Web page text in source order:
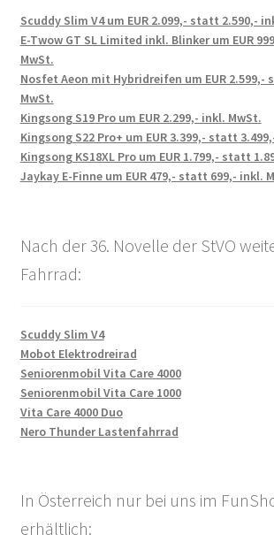
Scuddy Slim V4 um EUR 2.099,- statt 2.590,-
E-Twow GT SL Limited inkl. Blinker um EUR
MwSt.
Nosfet Aeon mit Hybridreifen um EUR 2.599,-
MwSt.
Kingsong S19 Pro um EUR 2.299,- inkl. MwSt.
Kingsong S22 Pro+ um EUR 3.399,- statt
Kingsong KS18XL Pro um EUR 1.799,- statt
Jaykay E-Finne um EUR 479,- statt 699,- inkl.
Nach der 36. Novelle der StVO
Fahrrad:
Scuddy Slim V4
Mobot Elektrodreirad
Seniorenmobil Vita Care 4000
Seniorenmobil Vita Care 1000
Vita Care 4000 Duo
Nero Thunder Lastenfahrrad
In Österreich nur bei uns im
erhältlich: